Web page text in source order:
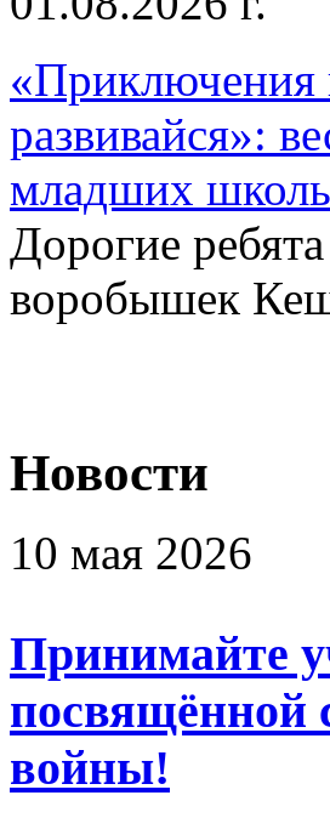
развивайся»:
младших
Дорогие
воробышек
Новости
10 мая 2026
Принимайте
посвящённой
войны!